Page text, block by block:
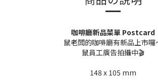
咖啡廳新品菜單 Postcard
鼠老闆的咖啡廳有新品上市囉
鼠員工廣告拍攝中🎬
148 x 105 mm